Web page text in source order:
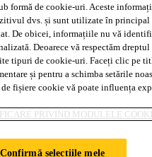
Sisteme
Adeplast
Rosturi
formă de cookie-uri. Aceste
dvs. și sunt utilizate în principal
De obicei, informațiile nu vă
Deoarece vă respectăm
tipuri de cookie-uri. Faceți clic pe
și pentru a schimba setările
fișiere cookie vă poate influența
PRIVIND MODULELE
Confirmă selecțiile mele